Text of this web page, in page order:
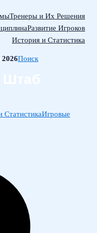
Тренеры и Их Решения
Развитие Игроков
История и Статистика
2026Поиск
СтатистикаИгровые